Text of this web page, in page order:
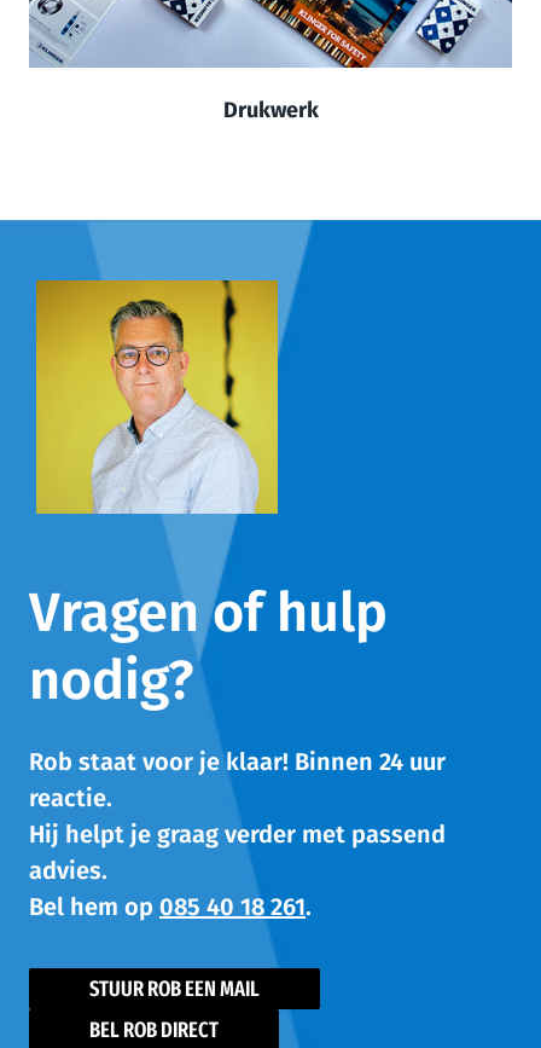
Drukwerk
Vragen of hulp
nodig?
Rob staat voor je klaar! Binnen 24 uur
reactie.
Hij helpt je graag verder met passend
advies.
Bel hem op 085 40 18 261.
STUUR ROB EEN MAIL
BEL ROB DIRECT